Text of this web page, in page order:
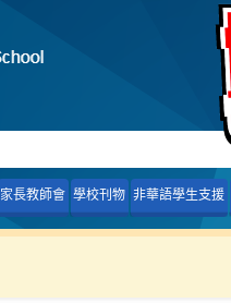
家長教師會 學校刊物 非華語學生支援